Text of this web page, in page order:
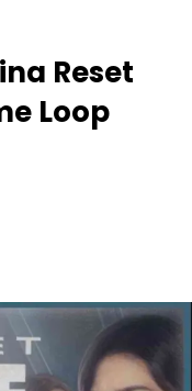
Reset
Loop